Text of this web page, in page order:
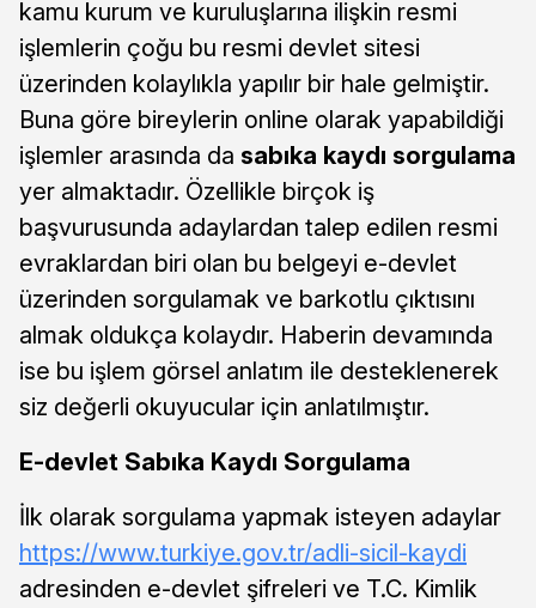
kamu kurum ve kuruluşlarına ilişkin resmi
işlemlerin çoğu bu resmi devlet sitesi
üzerinden kolaylıkla yapılır bir hale gelmiştir.
Buna göre bireylerin online olarak yapabildiği
işlemler arasında da sabıka kaydı sorgulama
yer almaktadır. Özellikle birçok iş
başvurusunda adaylardan talep edilen resmi
evraklardan biri olan bu belgeyi e-devlet
üzerinden sorgulamak ve barkotlu çıktısını
almak oldukça kolaydır. Haberin devamında
ise bu işlem görsel anlatım ile desteklenerek
siz değerli okuyucular için anlatılmıştır.
E-devlet Sabıka Kaydı Sorgulama
İlk olarak sorgulama yapmak isteyen adaylar
https://www.turkiye.gov.tr/adli-sicil-kaydi
adresinden e-devlet şifreleri ve T.C. Kimlik